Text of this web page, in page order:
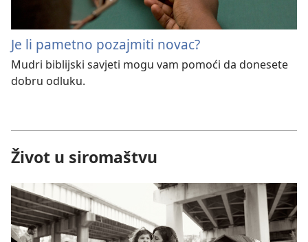
Je li pametno pozajmiti novac?
Mudri biblijski savjeti mogu vam pomoći da donesete
dobru odluku.
Život u siromaštvu